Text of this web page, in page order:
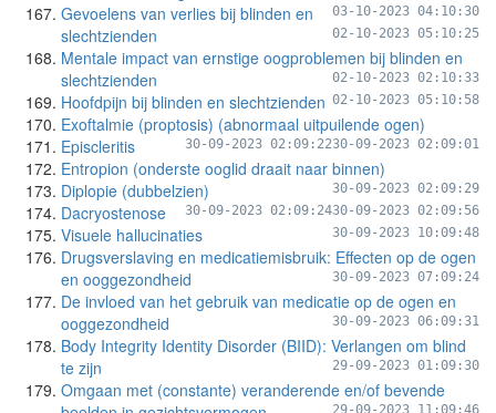
03-10-2023 04:10:30
Gevoelens van verlies bij blinden en
slechtzienden
02-10-2023 05:10:25
Mentale impact van ernstige oogproblemen bij blinden en
slechtzienden
02-10-2023 02:10:33
Hoofdpijn bij blinden en slechtzienden 02-10-2023 05:10:58
Exoftalmie (proptosis) (abnormaal uitpuilende ogen)
30-09-2023 02:09:01
Episcleritis 30-09-2023 02:09:22
Entropion (onderste ooglid draait naar binnen)
30-09-2023 02:09:29
Diplopie (dubbelzien)
30-09-2023 02:09:56
Dacryostenose 30-09-2023 02:09:24
Visuele hallucinaties 30-09-2023 10:09:48
Drugsverslaving en medicatiemisbruik: Effecten op de ogen
en ooggezondheid
30-09-2023 07:09:24
De invloed van het gebruik van medicatie op de ogen en
ooggezondheid
30-09-2023 06:09:31
Body Integrity Identity Disorder (BIID): Verlangen om blind
te zijn
29-09-2023 01:09:30
Omgaan met (constante) veranderende en/of bevende
29-09-2023 11:09:46